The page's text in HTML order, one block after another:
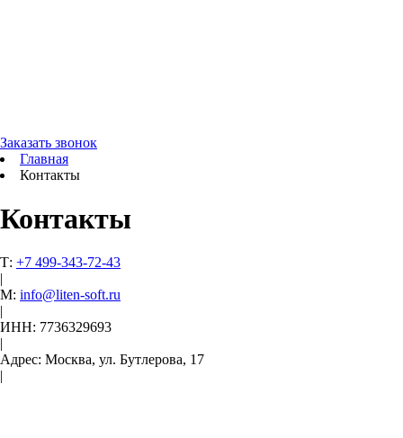
Заказать звонок
Главная
Контакты
Контакты
Т: +7 499-343-72-43
|
М: info@liten-soft.ru
|
ИНН: 7736329693
|
Адрес: Москва, ул. Бутлерова, 17
|